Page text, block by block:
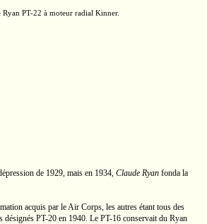
Ryan PT-22 à moteur radial Kinner.
de 1929, mais en 1934, Claude Ryan fonda la
acquis par le Air Corps, les autres étant tous des
désignés PT-20 en 1940. Le PT-16 conservait du Ryan